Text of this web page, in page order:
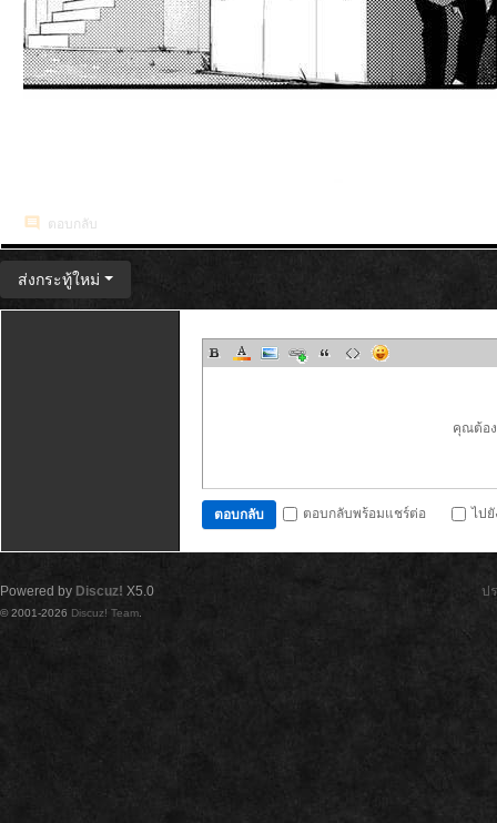
ตอบกลับ
ส่งกระทู้ใหม่
คุณต้อง
ตอบกลับ ตอบกลับพร้อมแชร์ต่อ ไป
ป
Powered by Discuz! X5.0
© 2001-2026 Discuz! Team